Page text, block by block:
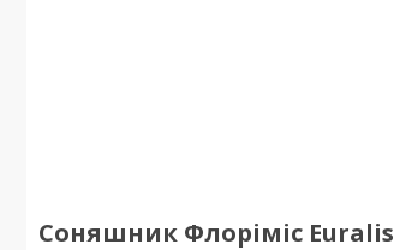
Соняшник Флоріміс Euralis